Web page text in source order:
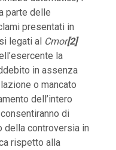
parte delle
presentati in
legati al Cmor[2]
la
in assenza
o mancato
dell’intero
di
della controversia in
rispetto alla